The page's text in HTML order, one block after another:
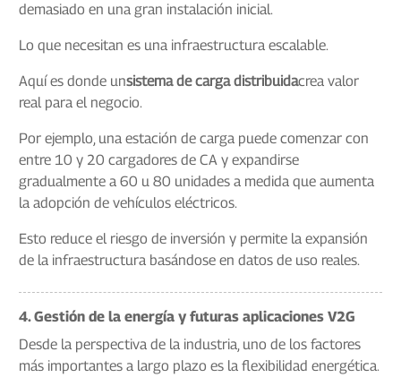
demasiado en una gran instalación inicial.
Lo que necesitan es una infraestructura escalable.
Aquí es donde unsistema de carga distribuidacrea valor
real para el negocio.
Por ejemplo, una estación de carga puede comenzar con
entre 10 y 20 cargadores de CA y expandirse
gradualmente a 60 u 80 unidades a medida que aumenta
la adopción de vehículos eléctricos.
Esto reduce el riesgo de inversión y permite la expansión
de la infraestructura basándose en datos de uso reales.
4. Gestión de la energía y futuras aplicaciones V2G
Desde la perspectiva de la industria, uno de los factores
más importantes a largo plazo es la flexibilidad energética.